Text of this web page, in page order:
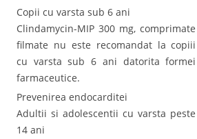
Copii cu varsta sub 6 ani
Clindamycin-MIP 300 mg, comprimate
filmate nu este recomandat la copiii
cu varsta sub 6 ani datorita formei
farmaceutice.
Prevenirea endocarditei
Adultii si adolescentii cu varsta peste
14 ani